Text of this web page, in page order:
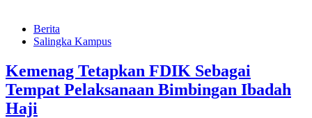
Berita
Salingka Kampus
Kemenag Tetapkan FDIK Sebagai
Tempat Pelaksanaan Bimbingan Ibadah
Haji